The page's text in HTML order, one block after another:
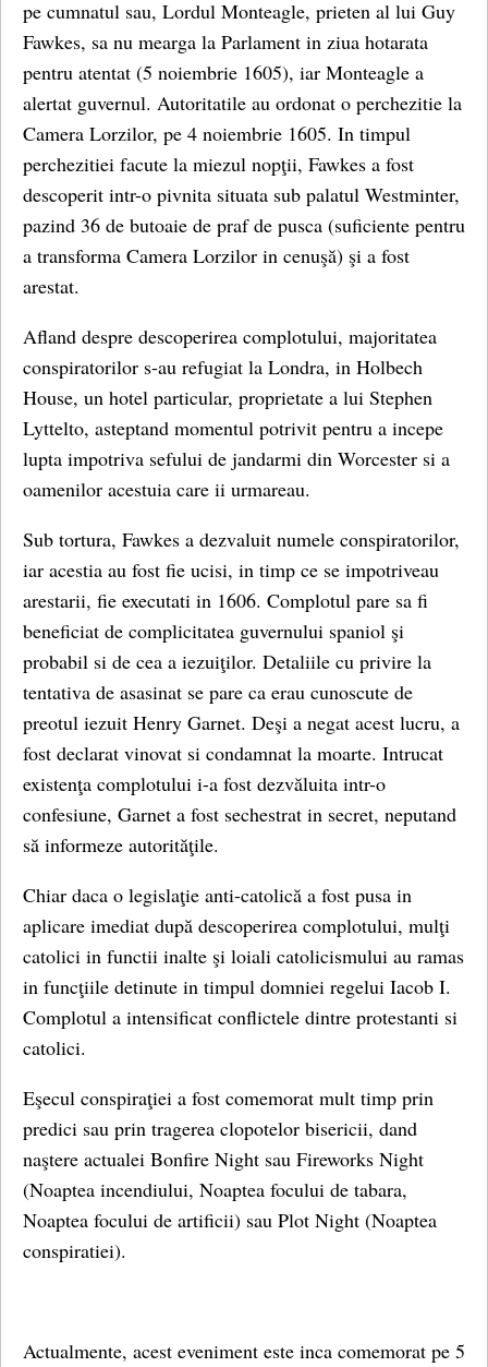
pe cumnatul sau, Lordul Monteagle, prieten al lui Guy
Fawkes, sa nu mearga la Parlament in ziua hotarata
pentru atentat (5 noiembrie 1605), iar Monteagle a
alertat guvernul. Autoritatile au ordonat o perchezitie la
Camera Lorzilor, pe 4 noiembrie 1605. In timpul
perchezitiei facute la miezul nopţii, Fawkes a fost
descoperit intr-o pivnita situata sub palatul Westminter,
pazind 36 de butoaie de praf de pusca (suficiente pentru
a transforma Camera Lorzilor in cenuşă) şi a fost
arestat.
Afland despre descoperirea complotului, majoritatea
conspiratorilor s-au refugiat la Londra, in Holbech
House, un hotel particular, proprietate a lui Stephen
Lyttelto, asteptand momentul potrivit pentru a incepe
lupta impotriva sefului de jandarmi din Worcester si a
oamenilor acestuia care ii urmareau.
Sub tortura, Fawkes a dezvaluit numele conspiratorilor,
iar acestia au fost fie ucisi, in timp ce se impotriveau
arestarii, fie executati in 1606. Complotul pare sa fi
beneficiat de complicitatea guvernului spaniol şi
probabil si de cea a iezuiţilor. Detaliile cu privire la
tentativa de asasinat se pare ca erau cunoscute de
preotul iezuit Henry Garnet. Deşi a negat acest lucru, a
fost declarat vinovat si condamnat la moarte. Intrucat
existenţa complotului i-a fost dezvăluita intr-o
confesiune, Garnet a fost sechestrat in secret, neputand
să informeze autorităţile.
Chiar daca o legislaţie anti-catolică a fost pusa in
aplicare imediat după descoperirea complotului, mulţi
catolici in functii inalte şi loiali catolicismului au ramas
in funcţiile detinute in timpul domniei regelui Iacob I.
Complotul a intensificat conflictele dintre protestanti si
catolici.
Eşecul conspiraţiei a fost comemorat mult timp prin
predici sau prin tragerea clopotelor bisericii, dand
naştere actualei Bonfire Night sau Fireworks Night
(Noaptea incendiului, Noaptea focului de tabara,
Noaptea focului de artificii) sau Plot Night (Noaptea
conspiratiei).
Actualmente, acest eveniment este inca comemorat pe 5